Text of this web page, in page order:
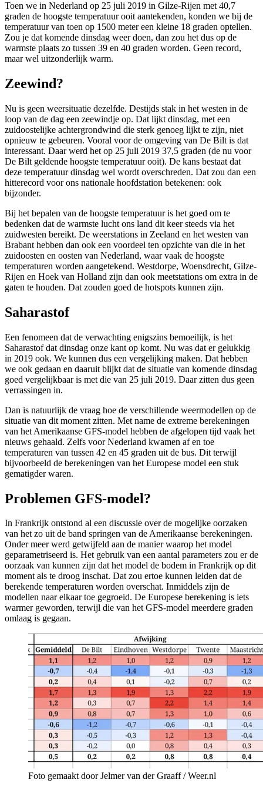
Toen we in Nederland op 25 juli 2019 in Gilze-Rijen met 40,7
graden de hoogste temperatuur ooit aantekenden, konden we bij de
temperatuur van toen op 1500 meter een kleine 18 graden optellen.
Zou je dat komende dinsdag weer doen, dan zou het dus op de
warmste plaats zo tussen 39 en 40 graden worden. Geen record,
maar wel uitzonderlijk warm.
Zeewind?
Nu is geen weersituatie dezelfde. Destijds stak in het westen in de
loop van de dag een zeewindje op. Dat lijkt dinsdag, met een
zuidoostelijke achtergrondwind die sterk genoeg lijkt te zijn, niet
opnieuw te gebeuren. Vooral voor de omgeving van De Bilt is dat
interessant. Daar werd het op 25 juli 2019 37,5 graden (de nu voor
De Bilt geldende hoogste temperatuur ooit). De kans bestaat dat
deze temperatuur dinsdag wel wordt overschreden. Dat zou dan een
hitterecord voor ons nationale hoofdstation betekenen: ook
bijzonder.
Bij het bepalen van de hoogste temperatuur is het goed om te
bedenken dat de warmste lucht ons land dit keer steeds via het
zuidwesten bereikt. De weerstations in Zeeland en het westen van
Brabant hebben dan ook een voordeel ten opzichte van die in het
zuidoosten en oosten van Nederland, waar vaak de hoogste
temperaturen worden aangetekend. Westdorpe, Woensdrecht, Gilze-
Rijen en Hoek van Holland zijn dan ook meetstations om extra in de
gaten te houden. Dat zouden goed de hotspots kunnen zijn.
Saharastof
Een fenomeen dat de verwachting enigszins bemoeilijk, is het
Saharastof dat dinsdag onze kant op komt. Nu was dat er gelukkig
in 2019 ook. We kunnen dus een vergelijking maken. Dat hebben
we ook gedaan en daaruit blijkt dat de situatie van komende dinsdag
goed vergelijkbaar is met die van 25 juli 2019. Daar zitten dus geen
verrassingen in.
Dan is natuurlijk de vraag hoe de verschillende weermodellen op de
situatie van dit moment zitten. Met name de extreme berekeningen
van het Amerikaanse GFS-model hebben de afgelopen tijd vaak het
nieuws gehaald. Zelfs voor Nederland kwamen af en toe
temperaturen van tussen 42 en 45 graden uit de bus. Dit terwijl
bijvoorbeeld de berekeningen van het Europese model een stuk
gematigder waren.
Problemen GFS-model?
In Frankrijk ontstond al een discussie over de mogelijke oorzaken
van het zo uit de band springen van de Amerikaanse berekeningen.
Onder meer werd getwijfeld aan de manier waarop het model
geparametriseerd is. Het gebruik van een aantal parameters zou er de
oorzaak van kunnen zijn dat het model de bodem in Frankrijk op dit
moment als te droog inschat. Dat zou ertoe kunnen leiden dat de
berekende temperaturen worden overschat. Inmiddels zijn de
modellen naar elkaar toe gegroeid. De Europese berekening is iets
warmer geworden, terwijl die van het GFS-model meerdere graden
omlaag is gegaan.
Foto gemaakt door Jelmer van der Graaff / Weer.nl